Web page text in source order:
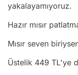
yakalayamıyoruz.
Hazır mısır
Mısır seven
Üstelik 449 TL'ye